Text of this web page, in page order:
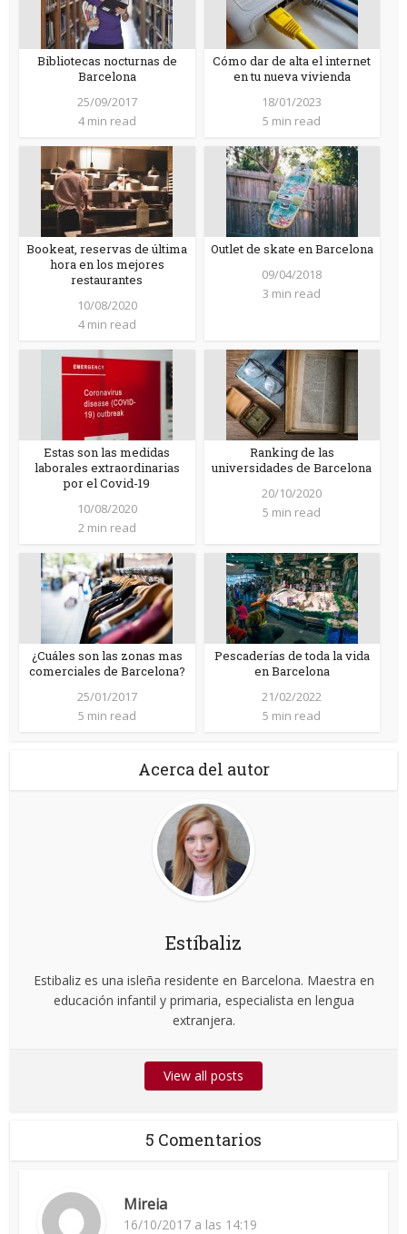
Bibliotecas nocturnas de
Barcelona
25/09/2017
4 min read
Cómo dar de alta el internet
en tu nueva vivienda
18/01/2023
5 min read
Bookeat, reservas de última
hora en los mejores
restaurantes
10/08/2020
4 min read
Outlet de skate en Barcelona
09/04/2018
3 min read
Estas son las medidas
laborales extraordinarias
por el Covid-19
10/08/2020
2 min read
Ranking de las
universidades de Barcelona
20/10/2020
5 min read
¿Cuáles son las zonas mas
comerciales de Barcelona?
25/01/2017
5 min read
Pescaderías de toda la vida
en Barcelona
21/02/2022
5 min read
Acerca del autor
Estíbaliz
Estibaliz es una isleña residente en Barcelona. Maestra en
educación infantil y primaria, especialista en lengua
extranjera.
View all posts
5 Comentarios
Mireia
16/10/2017 a las 14:19